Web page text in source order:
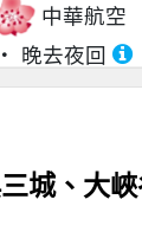
中華航空
晚去夜回
城、大